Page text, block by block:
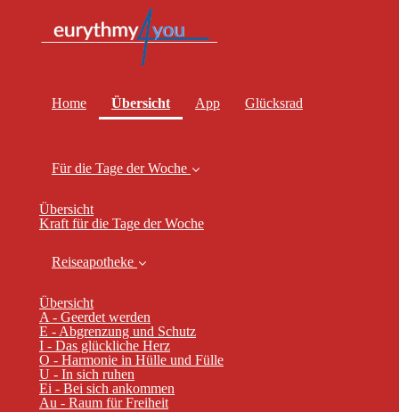
Home Übersicht(current)
App Glücksrad
Für die Tage der Woche
Übersicht
Kraft für die Tage der Woche
Reiseapotheke
Übersicht
A - Geerdet werden
E - Abgrenzung und Schutz
I - Das glückliche Herz
O - Harmonie in Hülle und Fülle
U - In sich ruhen
Ei - Bei sich ankommen
Au - Raum für Freiheit